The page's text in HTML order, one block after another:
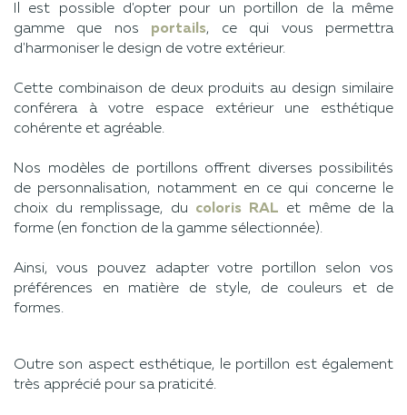
Il est possible d'opter pour un portillon de la même
gamme que nos portails, ce qui vous permettra
d'harmoniser le design de votre extérieur.
Cette combinaison de deux produits au design similaire
conférera à votre espace extérieur une esthétique
cohérente et agréable.
Nos modèles de portillons offrent diverses possibilités
de personnalisation, notamment en ce qui concerne le
choix du remplissage, du coloris RAL et même de la
forme (en fonction de la gamme sélectionnée).
Ainsi, vous pouvez adapter votre portillon selon vos
préférences en matière de style, de couleurs et de
formes.
Outre son aspect esthétique, le portillon est également
très apprécié pour sa praticité.